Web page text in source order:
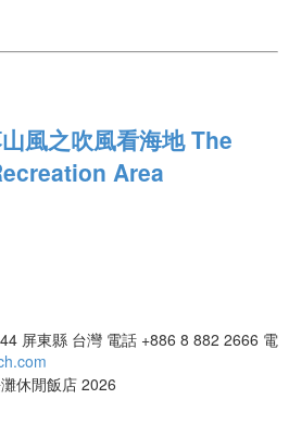
風之吹風看海地 The
Area
屏東縣 台灣 電話 +886 8 882 2666 電
休閒飯店 2026